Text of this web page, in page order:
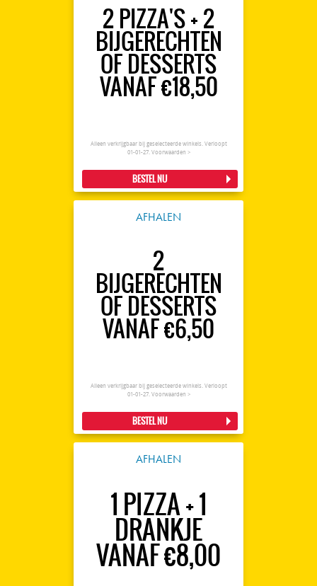
2 PIZZA'S + 2
BIJGERECHTEN
OF DESSERTS
VANAF €18,50
Alleen verkrijgbaar bij geselecteerde winkels. Verloopt
01-01-27. Voorwaarden >
BESTEL NU
AFHALEN
2
BIJGERECHTEN
OF DESSERTS
VANAF €6,50
Alleen verkrijgbaar bij geselecteerde winkels. Verloopt
01-01-27. Voorwaarden >
BESTEL NU
AFHALEN
1 PIZZA + 1
DRANKJE
VANAF €8,00